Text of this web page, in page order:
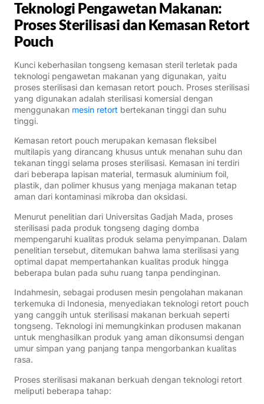
Teknologi Pengawetan Makanan:
Proses Sterilisasi dan Kemasan Retort
Pouch
Kunci keberhasilan tongseng kemasan steril terletak pada
teknologi pengawetan makanan yang digunakan, yaitu
proses sterilisasi dan kemasan retort pouch. Proses sterilisasi
yang digunakan adalah sterilisasi komersial dengan
menggunakan mesin retort bertekanan tinggi dan suhu
tinggi.
Kemasan retort pouch merupakan kemasan fleksibel
multilapis yang dirancang khusus untuk menahan suhu dan
tekanan tinggi selama proses sterilisasi. Kemasan ini terdiri
dari beberapa lapisan material, termasuk aluminium foil,
plastik, dan polimer khusus yang menjaga makanan tetap
aman dari kontaminasi mikroba dan oksidasi.
Menurut penelitian dari Universitas Gadjah Mada, proses
sterilisasi pada produk tongseng daging domba
mempengaruhi kualitas produk selama penyimpanan. Dalam
penelitian tersebut, ditemukan bahwa lama sterilisasi yang
optimal dapat mempertahankan kualitas produk hingga
beberapa bulan pada suhu ruang tanpa pendinginan.
Indahmesin, sebagai produsen mesin pengolahan makanan
terkemuka di Indonesia, menyediakan teknologi retort pouch
yang canggih untuk sterilisasi makanan berkuah seperti
tongseng. Teknologi ini memungkinkan produsen makanan
untuk menghasilkan produk yang aman dikonsumsi dengan
umur simpan yang panjang tanpa mengorbankan kualitas
rasa.
Proses sterilisasi makanan berkuah dengan teknologi retort
meliputi beberapa tahap: